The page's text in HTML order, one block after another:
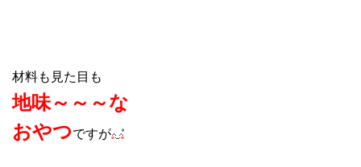
材料も見た目も
地味～～～な
おやつですが